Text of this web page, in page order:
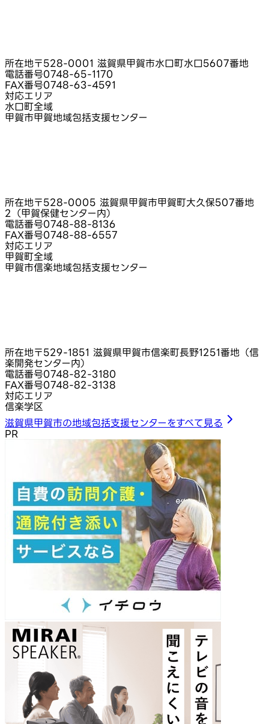
所在地〒528-0001 滋賀県甲賀市水口町水口5607番地
電話番号0748-65-1170
FAX番号0748-63-4591
対応エリア
水口町全域
甲賀市甲賀地域包括支援センター
所在地〒528-0005 滋賀県甲賀市甲賀町大久保507番地
2（甲賀保健センター内）
電話番号0748-88-8136
FAX番号0748-88-6557
対応エリア
甲賀町全域
甲賀市信楽地域包括支援センター
所在地〒529-1851 滋賀県甲賀市信楽町長野1251番地（信
楽開発センター内）
電話番号0748-82-3180
FAX番号0748-82-3138
対応エリア
信楽学区
滋賀県甲賀市の地域包括支援センターをすべて見る
PR